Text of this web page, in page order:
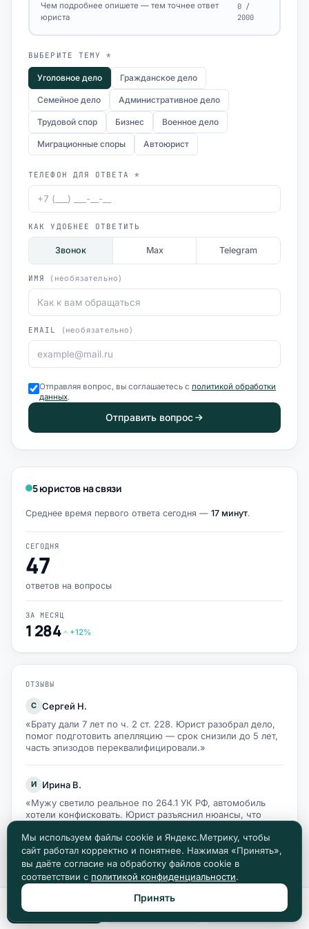
Чем подробнее опишете — тем точнее ответ
юриста
0 /
2000
ВЫБЕРИТЕ ТЕМУ *
Уголовное дело Гражданское дело
Семейное дело Административное дело
Трудовой спор Бизнес Военное дело
Миграционные споры Автоюрист
ТЕЛЕФОН ДЛЯ ОТВЕТА *
КАК УДОБНЕЕ ОТВЕТИТЬ
Звонок Max Telegram
ИМЯ (необязательно)
EMAIL (необязательно)
Отправляя вопрос, вы соглашаетесь с политикой обработки
данных.
Отправить вопрос
5 юристов на связи
Среднее время первого ответа сегодня — 17 минут.
СЕГОДНЯ
47
ответов на вопросы
ЗА МЕСЯЦ
1 284 +12%
ОТЗЫВЫ
С Сергей Н.
«Брату дали 7 лет по ч. 2 ст. 228. Юрист разобрал дело,
помог подготовить апелляцию — срок снизили до 5 лет,
часть эпизодов переквалифицировали.»
И
Ирина В.
«Мужу светило реальное по 264.1 УК РФ, автомобиль
хотели конфисковать. Юрист разъяснил нюансы, что
А
Алексей К.
«По грабежу (ч. 2 ст. 161) шёл на реальный срок. Юрист
указал на активное способствование расследованию как
смягчающее — кассация сняла 3 месяца.»
Мы используем файлы cookie и Яндекс.Метрику, чтобы
сайт работал корректно и понятнее. Нажимая «Принять»,
вы даёте согласие на обработку файлов cookie в
соответствии с политикой конфиденциальности.
Принять